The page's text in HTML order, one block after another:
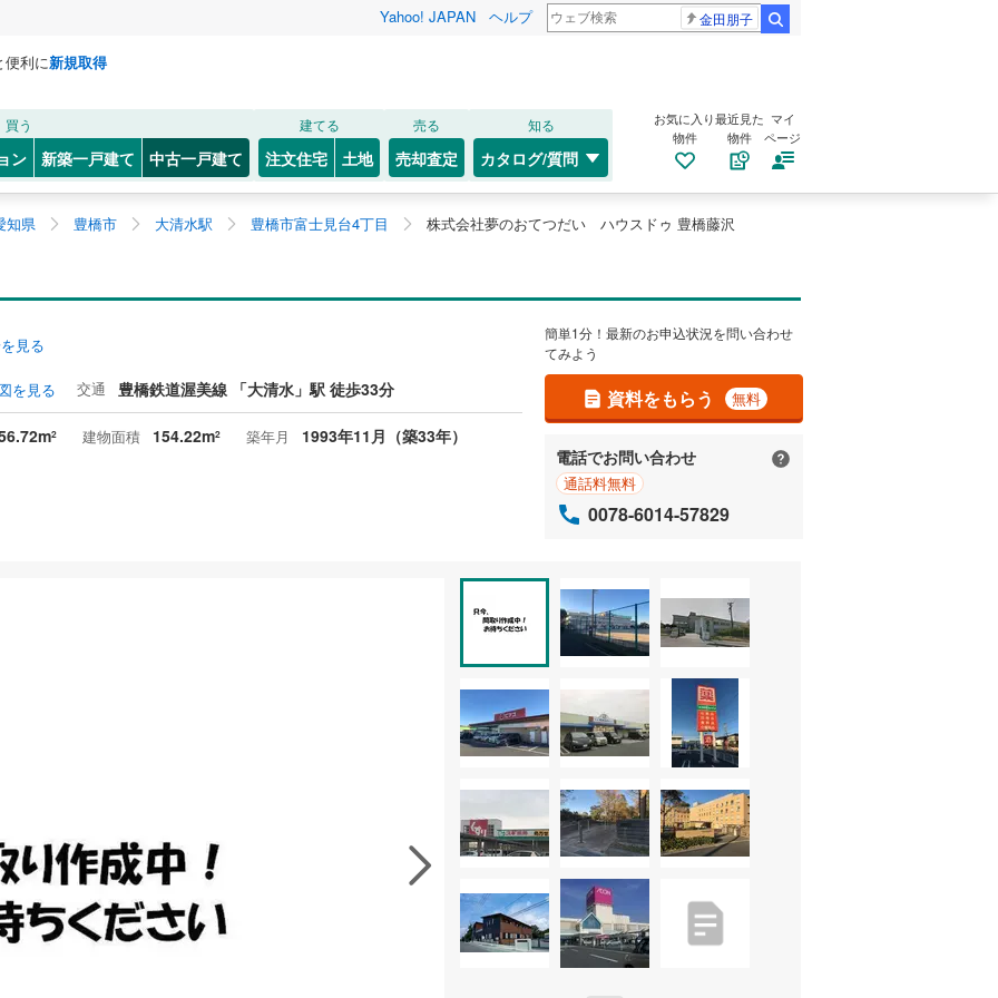
Yahoo! JAPAN ヘルプ 金田朋子
便利に新規取得
買う
ン 新築一戸建て 中古一戸建て
建てる
注文住宅 土地
売る
売却査定
知る
カタログ/質問
お気に入り
物件
最近見た
物件
マイ
ページ
知県 豊橋市 大清水駅 豊橋市富士見台4丁目 株式会社夢のおてつだい ハウスドゥ 豊橋藤沢
見る
を見る 交通 豊橋鉄道渥美線 「大清水」駅 徒歩33分
2 建物面積 154.22m2 築年月 1993年11月（築33年）
簡単1分！最新のお申込状況を問い合わせ
てみよう
資料をもらう 無料
電話でお問い合わせ
通話料無料
0078-6014-57829
の似た物件を見る